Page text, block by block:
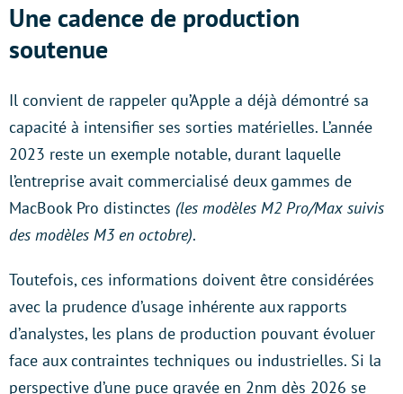
Une cadence de production
soutenue
Il convient de rappeler qu’Apple a déjà démontré sa
capacité à intensifier ses sorties matérielles. L’année
2023 reste un exemple notable, durant laquelle
l’entreprise avait commercialisé deux gammes de
MacBook Pro distinctes (les modèles M2 Pro/Max suivis
des modèles M3 en octobre).
Toutefois, ces informations doivent être considérées
avec la prudence d’usage inhérente aux rapports
d’analystes, les plans de production pouvant évoluer
face aux contraintes techniques ou industrielles. Si la
perspective d’une puce gravée en 2nm dès 2026 se